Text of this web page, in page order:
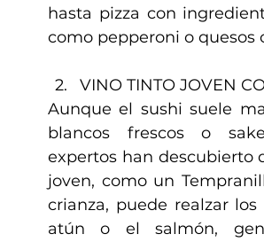
hasta pizza con
como pepperoni o quesos
VINO TINTO JOVEN
Aunque el sushi suele
blancos frescos o
expertos han descubierto
joven, como un
crianza, puede realzar los
atún o el salmón,